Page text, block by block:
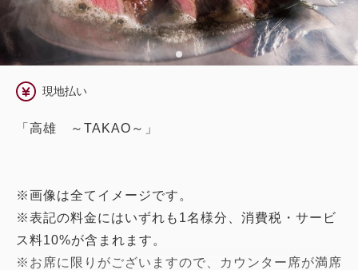
現地払い
「高雄 ～TAKAO～」
※画像は全てイメージです。
※表記の料金にはいずれも1名様分、消費税・サービ
ス料10%が含まれます。
※お席に限りがございますので、カウンター席が満席